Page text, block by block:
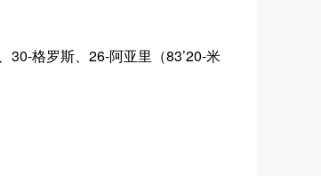
30-格罗斯、26-阿亚里（83’20-米